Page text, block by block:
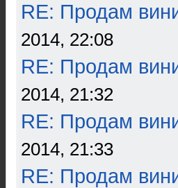
RE: Продам
2014, 22:08
RE: Продам
2014, 21:32
RE: Продам
2014, 21:33
RE: Продам